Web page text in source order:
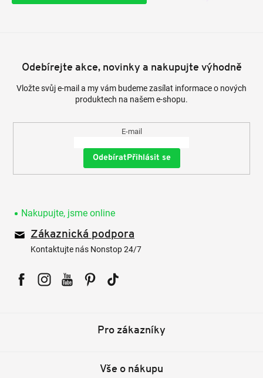
Odebírejte akce, novinky a nakupujte výhodně
Vložte svůj e-mail a my vám budeme zasílat informace o nových
produktech na našem e-shopu.
E-mail
Přihlásit se
Nakupujte, jsme online
Zákaznická podpora
Kontaktujte nás Nonstop 24/7
Pro zákazníky
Vše o nákupu